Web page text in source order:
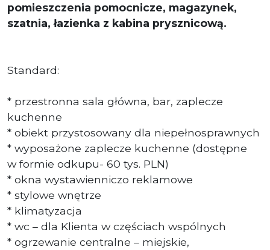
pomieszczenia pomocnicze, magazynek,
szatnia, łazienka z kabina prysznicową.
Standard:
* przestronna sala główna, bar, zaplecze
kuchenne
* obiekt przystosowany dla niepełnosprawnych
* wyposażone zaplecze kuchenne (dostępne
w formie odkupu- 60 tys. PLN)
* okna wystawienniczo reklamowe
* stylowe wnętrze
* klimatyzacja
* wc – dla Klienta w częściach wspólnych
* ogrzewanie centralne – miejskie,